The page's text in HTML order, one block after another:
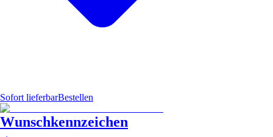
Sofort lieferbarBestellen
Wunschkennzeichen